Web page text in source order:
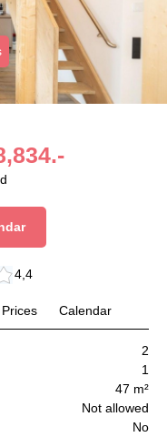
4,4
Prices Calendar
2
1
47 m²
Not allowed
No